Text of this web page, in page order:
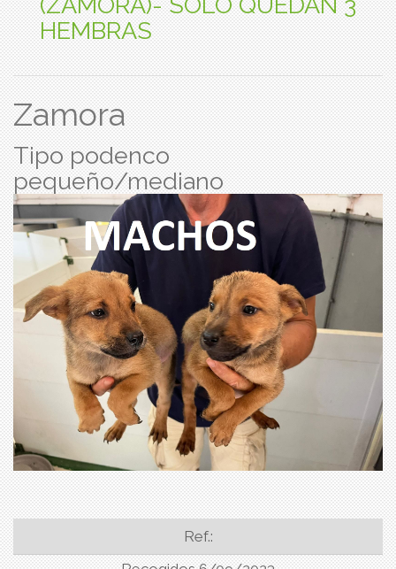
HEMBRAS
Zamora
Tipo podenco
pequeño/mediano
Ref.: